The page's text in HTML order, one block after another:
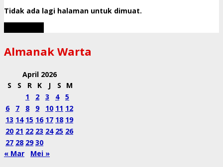
Tidak ada lagi halaman untuk dimuat.
Almanak Warta
April 2026
S
S R K J S
M
1
2 3 4
5
6
7 8 9 10 11 12
13 14 15 16 17 18 19
20 21 22 23 24 25 26
27 28 29 30
« Mar
Mei »